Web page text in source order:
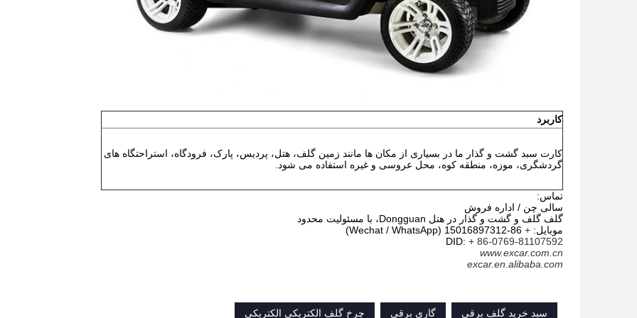
کاربرد
کارت سبد گشت و گذار ما در بسیاری از مکان ها مانند زمین گلف، هتل، پردیس، پارک، فرودگاه، استراحتگاه های
گردشگری، موزه، منطقه کوه، محل عروسی و غیره استفاده می شود.
تماس:
سالی چن / اداره فروش
گلف گلف و گشت و گذار در هتل Dongguan، با مسئولیت محدود
موبایل: +
DID: + 86-0769-81107592
www.excar.com.cn
excar.en.alibaba.com
سبد خرید گلف برقی
گاری برقی چرخ گلف الکتریکی الکتریکی